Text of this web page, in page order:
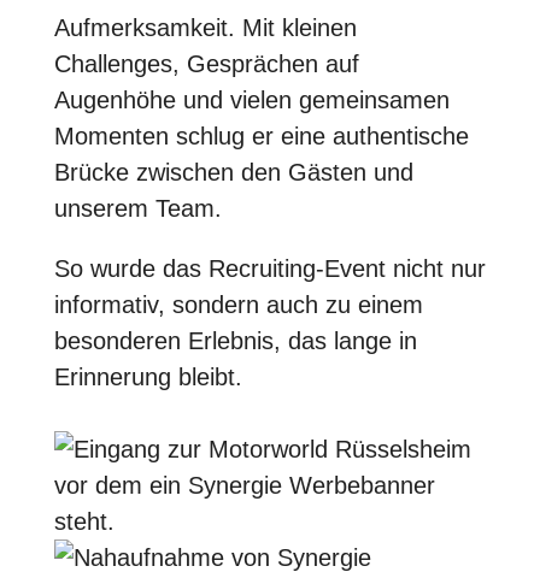
Aufmerksamkeit. Mit kleinen
Challenges, Gesprächen auf
Augenhöhe und vielen gemeinsamen
Momenten schlug er eine authentische
Brücke zwischen den Gästen und
unserem Team.
So wurde das Recruiting-Event nicht nur
informativ, sondern auch zu einem
besonderen Erlebnis, das lange in
Erinnerung bleibt.